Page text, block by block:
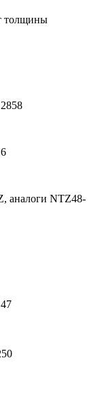
толщины
аналоги NTZ48-